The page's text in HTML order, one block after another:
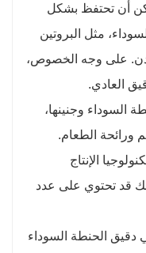
أن تحتفظ بشكل
مثل البروتين
على وجه الخصوص،
السوداء وجنينها،
الطعام.
الإنتاج
قد تحتوي على عدد
دقيق الحنطة السوداء